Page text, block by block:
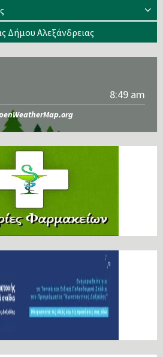
Δήμου Αλεξάνδρειας
8:49 am